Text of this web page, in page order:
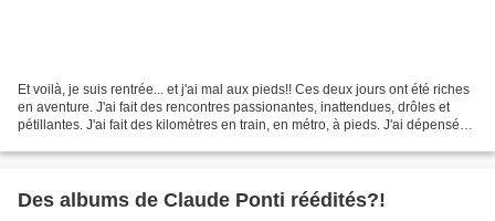
Et voilà, je suis rentrée... et j'ai mal aux pieds!! Ces deux jours ont été riches
en aventure. J'ai fait des rencontres passionantes, inattendues, drôles et
pétillantes. J'ai fait des kilomètres en train, en métro, à pieds. J'ai dépensé
Des albums de Claude Ponti réédités?!